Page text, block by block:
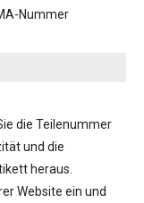
Nummer
die Teilenummer
und die
heraus.
Website ein und